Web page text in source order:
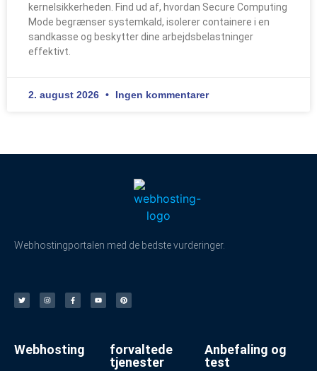
kernelsikkerheden. Find ud af, hvordan Secure Computing
Mode begrænser systemkald, isolerer containere i en
sandkasse og beskytter dine arbejdsbelastninger
effektivt.
2. august 2026 Ingen kommentarer
Webhostingportalen med de bedste vurderinger.
Webhosting
forvaltede
tjenester
Anbefaling og
test